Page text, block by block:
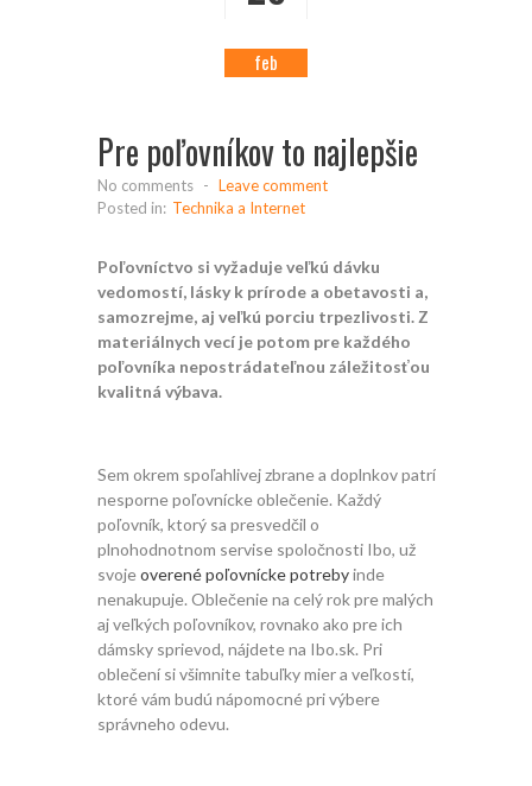
feb
Pre poľovníkov to najlepšie
No comments - Leave comment
Posted in: Technika a Internet
Poľovníctvo si vyžaduje veľkú dávku
vedomostí, lásky k prírode a obetavosti a,
samozrejme, aj veľkú porciu trpezlivosti. Z
materiálnych vecí je potom pre každého
poľovníka nepostrádateľnou záležitosťou
kvalitná výbava.
Sem okrem spoľahlivej zbrane a doplnkov patrí
nesporne poľovnícke oblečenie. Každý
poľovník, ktorý sa presvedčil o
plnohodnotnom servise spoločnosti Ibo, už
svojeoverené poľovnícke potrebyinde
nenakupuje. Oblečenie na celý rok pre malých
aj veľkých poľovníkov, rovnako ako pre ich
dámsky sprievod, nájdete na Ibo.sk. Pri
oblečení si všimnite tabuľky mier a veľkostí,
ktoré vám budú nápomocné pri výbere
správneho odevu.